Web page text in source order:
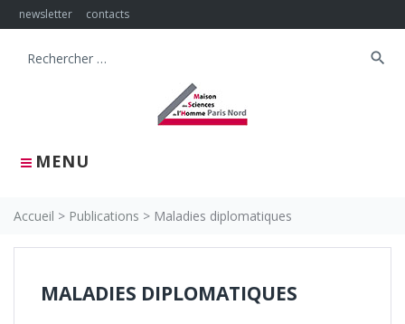
Skip
to
newsletter contacts
MENU
Search
search
Accueil > Publications > Maladies diplomatiques
MALADIES DIPLOMATIQUES